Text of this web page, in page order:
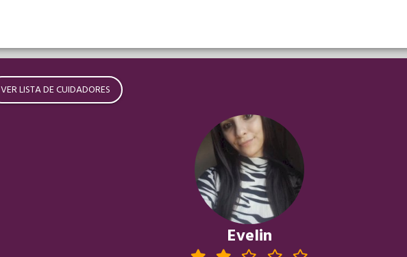
VER LISTA DE CUIDADORES
Evelin